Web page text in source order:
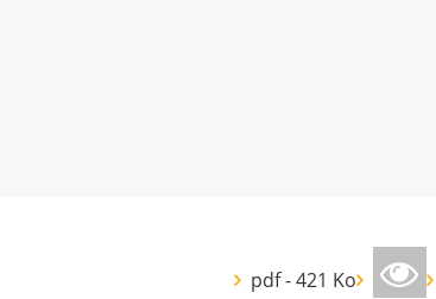
pdf - 421 Ko